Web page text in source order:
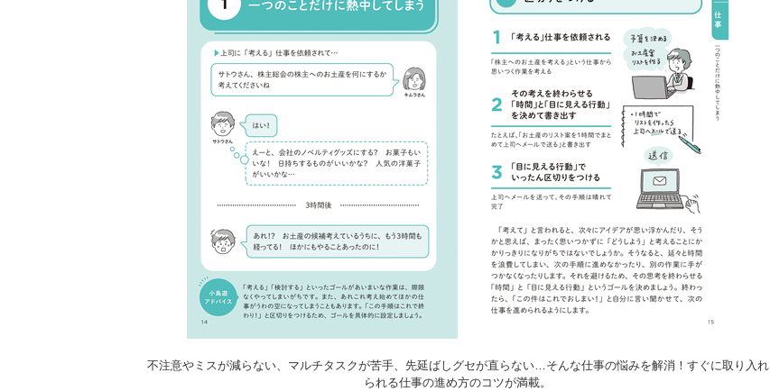
不注意やミスが減らない、マルチタスクが苦手、先延ばしグセが直らない…そんな仕事の悩みを解消！すぐに取り入れ
られる仕事の進め方のコツが満載。